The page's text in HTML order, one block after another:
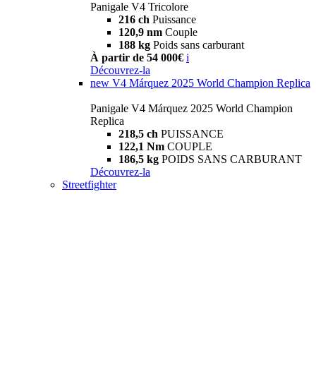
Panigale V4 Tricolore
216 ch Puissance
120,9 nm Couple
188 kg Poids sans carburant
À partir de 54 000€ i
Découvrez-la
new V4 Márquez 2025 World Champion Replica
Panigale V4 Márquez 2025 World Champion
Replica
218,5 ch PUISSANCE
122,1 Nm COUPLE
186,5 kg POIDS SANS CARBURANT
Découvrez-la
Streetfighter